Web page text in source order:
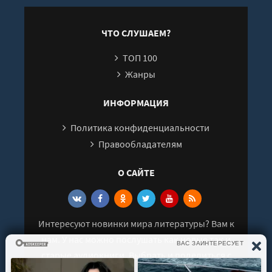
ЧТО СЛУШАЕМ?
ТОП 100
Жанры
ИНФОРМАЦИЯ
Политика конфиденциальности
Правообладателям
О САЙТЕ
Интересуют новинки мира литературы? Вам к
нам. У нас можно послушать как новые так и
старые аудиокниги. Выбрать и поделиться с